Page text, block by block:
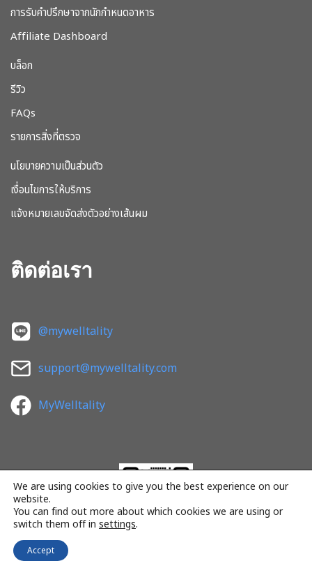
การรับคำปรึกษาจากนักกำหนดอาหาร
Affiliate Dashboard
บล็อก
รีวิว
FAQs
รายการสิ่งที่ตรวจ
นโยบายความเป็นส่วนตัว
เงื่อนไขการให้บริการ
แจ้งหมายเลขจัดส่งตัวอย่างเส้นผม
ติดต่อเรา
@mywelltality
support@mywelltality.com
MyWelltality
We are using cookies to give you the best experience on our
website.
You can find out more about which cookies we are using or
switch them off in settings.
Accept